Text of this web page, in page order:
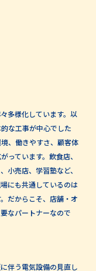
多様化しています。以
な工事が中心でした
、働きやすさ、顧客体
っています。飲食店、
小売店、学習塾など、
にも共通しているのは
だからこそ、店舗・オ
なパートナーなので
伴う電気設備の見直し